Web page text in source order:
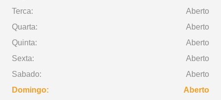
Terca:
Aberto
Quarta:
Aberto
Quinta:
Aberto
Sexta:
Aberto
Sabado:
Aberto
Domingo:
Aberto